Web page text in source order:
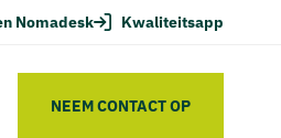
Nomadesk Kwaliteitsapp
NEEM CONTACT OP